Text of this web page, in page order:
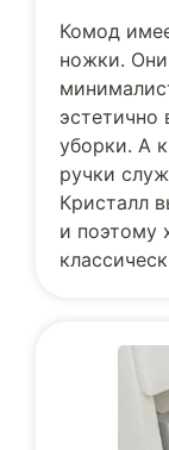
Комод
ножки.
эстетично
уборки. А
ручки
Кристалл
и поэтому